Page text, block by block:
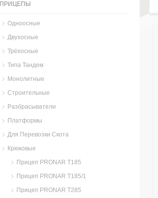
ПРИЦЕПЫ
Одноосные
Двухосные
Трёхосные
Типа Тандем
Монолитные
Строительные
Разбрасыватели
Платформы
Для Перевозки Скота
Крюковые
Прицеп PRONAR T185
Прицеп PRONAR T185/1
Прицеп PRONAR T285